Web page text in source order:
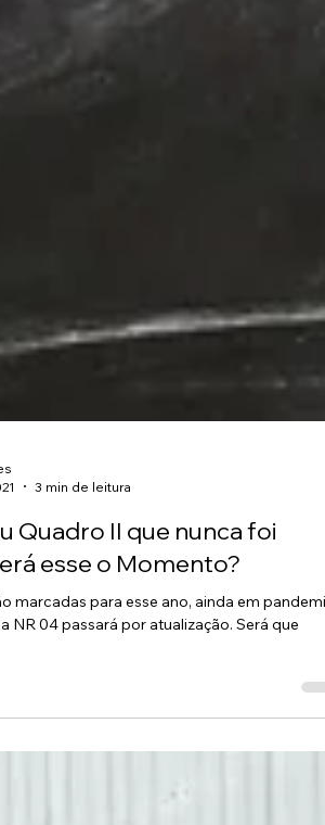
3 min de leitura
esse o Momento?